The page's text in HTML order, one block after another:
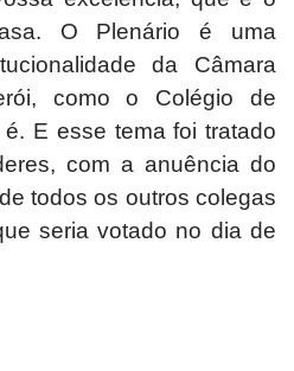
O Plenário é uma
da Câmara
como o Colégio de
E esse tema foi tratado
com a anuência do
todos os outros colegas
seria votado no dia de